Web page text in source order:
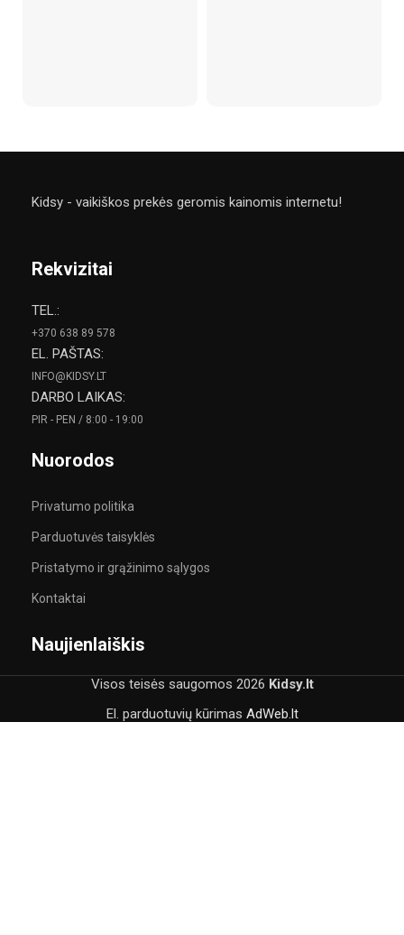
Kidsy - vaikiškos prekės geromis kainomis internetu!
Rekvizitai
TEL.:
+370 638 89 578
EL. PAŠTAS:
INFO@KIDSY.LT
DARBO LAIKAS:
PIR - PEN / 8:00 - 19:00
Nuorodos
Privatumo politika
Parduotuvės taisyklės
Pristatymo ir grąžinimo sąlygos
Kontaktai
Naujienlaiškis
Visos teisės saugomos 2026 Kidsy.lt
El. parduotuvių kūrimas AdWeb.lt